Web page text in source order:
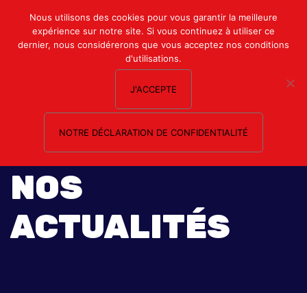
Mon compte
Nous contacter
NOS
ACTUALITÉS
Nous utilisons des cookies pour vous garantir la meilleure
expérience sur notre site. Si vous continuez à utiliser ce
dernier, nous considérerons que vous acceptez nos conditions
d'utilisations.
J'ACCEPTE
NOTRE DÉCLARATION DE CONFIDENTIALITÉ